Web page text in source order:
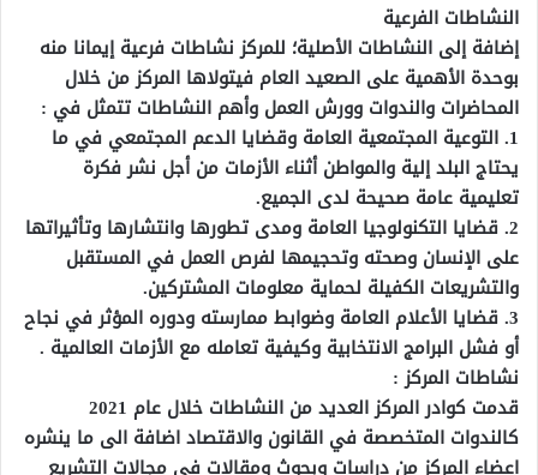
النشاطات الفرعية
إضافة إلى النشاطات الأصلية؛ للمركز نشاطات فرعية إيمانا منه
بوحدة الأهمية على الصعيد العام فيتولاها المركز من خلال
المحاضرات والندوات وورش العمل وأهم النشاطات تتمثل في :
1. التوعية المجتمعية العامة وقضايا الدعم المجتمعي في ما
يحتاج البلد إلية والمواطن أثناء الأزمات من أجل نشر فكرة
تعليمية عامة صحيحة لدى الجميع.
2. قضايا التكنولوجيا العامة ومدى تطورها وانتشارها وتأثيراتها
على الإنسان وصحته وتحجيمها لفرص العمل في المستقبل
والتشريعات الكفيلة لحماية معلومات المشتركين.
3. قضايا الأعلام العامة وضوابط ممارسته ودوره المؤثر في نجاح
أو فشل البرامج الانتخابية وكيفية تعامله مع الأزمات العالمية .
نشاطات المركز :
قدمت كوادر المركز العديد من النشاطات خلال عام 2021
كالندوات المتخصصة في القانون والاقتصاد اضافة الى ما ينشره
اعضاء المركز من دراسات وبحوث ومقالات في مجالات التشريع